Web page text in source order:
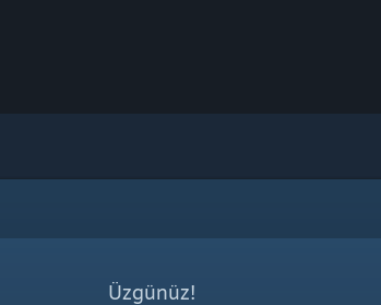
Üzgünüz!